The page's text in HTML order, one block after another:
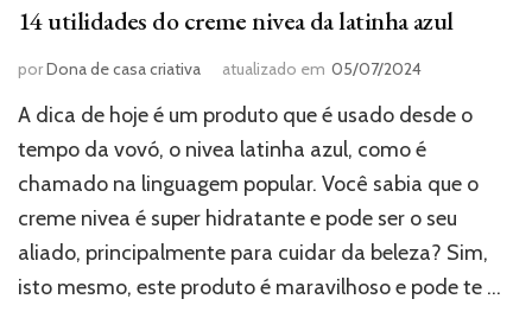
14 utilidades do creme nivea da latinha azul
porDona de casa criativa atualizado em 05/07/2024
A dica de hoje é um produto que é usado desde o
tempo da vovó, o nivea latinha azul, como é
chamado na linguagem popular. Você sabia que o
creme nivea é super hidratante e pode ser o seu
aliado, principalmente para cuidar da beleza? Sim,
isto mesmo, este produto é maravilhoso e pode te …